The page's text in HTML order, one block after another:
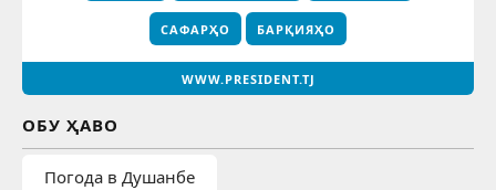
САФАРҲО БАРҚИЯҲО
WWW.PRESIDENT.TJ
ОБУ ҲАВО
Погода в Душанбе